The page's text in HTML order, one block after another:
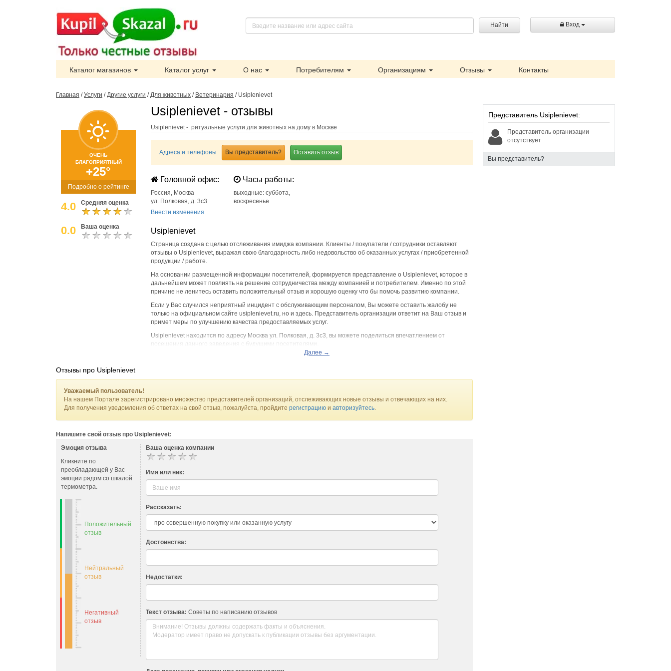
Найти Вход
Каталог магазинов Каталог услуг О нас Потребителям Организациям Отзывы Контакты
Главная /Услуги /Другие услуги /Для животных / Ветеринария / Usiplenievet
ОЧЕНЬ
БЛАГОПРИЯТНЫЙ
+25°
Подробно о рейтинге
4.0 Средняя оценка
0.0 Ваша оценка
Usiplenievet - отзывы
Usiplenievet - ритуальные услуги для животных на дому в Москве
Адреса и телефоны Оставить отзыв
Вы представитель?
Головной офис:
Россия, Москва
ул. Полковая, д. 3с3
Внести изменения
Часы работы:
выходные: суббота,
воскресенье
Usiplenievet
Страница создана с целью отслеживания имиджа компании. Клиенты / покупатели / сотрудники оставляют
отзывы о Usiplenievet, выражая свою благодарность либо недовольство об оказанных услугах / приобретенной
продукции / работе.
На основании размещенной информации посетителей, формируется представление о Usiplenievet, которое в
дальнейшем может повлиять на решение сотрудничества между компанией и потребителем. Именно по этой
причине не ленитесь оставить положительный отзыв и хорошую оценку что бы помочь развитию компании.
Если у Вас случился неприятный инцидент с обслуживающим персоналом, Вы можете оставить жалобу не
только на официальном сайте usiplenievet.ru, но и здесь. Представитель организации ответит на Ваш отзыв и
примет меры по улучшению качества предоставляемых услуг.
Usiplenievet находится по адресу Москва ул. Полковая, д. 3с3, вы можете поделиться впечатлением от
посещения данного заведения с будущими посетителями.
Далее →
Представитель Usiplenievet:
Представитель организации
отсутствует
Вы представитель?
Отзывы про Usiplenievet
Уважаемый пользователь!
На нашем Портале зарегистрировано множество представителей организаций, отслеживающих новые отзывы и отвечающих на них.
Для получения уведомления об ответах на свой отзыв, пожалуйста, пройдите регистрацию и авторизуйтесь.
Напишите свой отзыв про Usiplenievet:
Эмоция отзыва
Кликните по
преобладающей у Вас
эмоции рядом со шкалой
термометра.
Положительный
отзыв
Нейтральный
отзыв
Негативный
отзыв
Ваша оценка компании
Имя или ник:
Рассказать:
Достоинства:
Недостатки:
Текст отзыва: Советы по написанию отзывов